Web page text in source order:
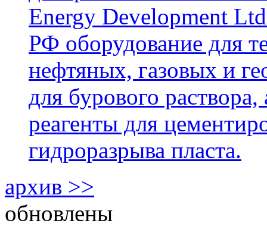
Energy Development
РФ оборудование для
нефтяных, газовых и
для бурового
реагенты для
гидроразрыва пласта.
архив >>
обновлены